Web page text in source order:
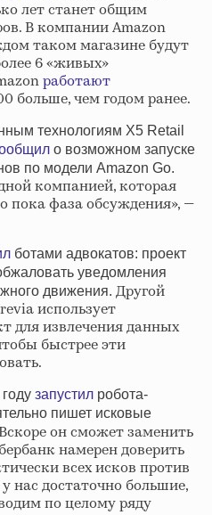
лет станет общим
В компании Amazon
таком магазине будут
6 «живых»
работают
больше, чем годом ранее.
технологиям Х5 Retail
о возможном запуске
по модели Amazon Go.
компанией, которая
пока фаза обсуждения», —
ботами адвокатов: проект
уведомления
движения. Другой
использует
для извлечения данных
быстрее эти
запустил робота-
пишет исковые
он сможет заменить
намерен доверить
всех исков против
нас достаточно большие,
по целому ряду